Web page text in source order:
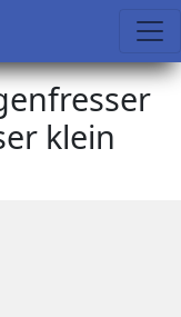
klein